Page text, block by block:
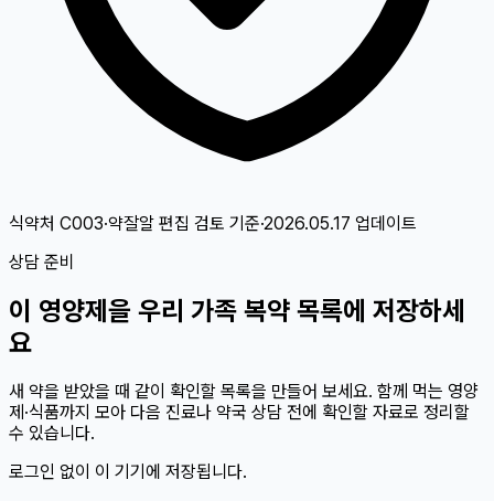
식약처 C003·약잘알 편집 검토 기준·2026.05.17 업데이트
상담 준비
이 영양제 을 우리 가족 복약 목록에 저장하세
요
새 약을 받았을 때 같이 확인할 목록을 만들어 보세요. 함께 먹는 영양
제·식품까지 모아 다음 진료나 약국 상담 전에 확인할 자료로 정리할
수 있습니다.
로그인 없이 이 기기에 저장됩니다.